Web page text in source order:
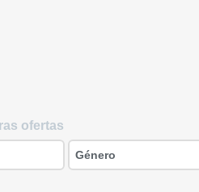
ofertas